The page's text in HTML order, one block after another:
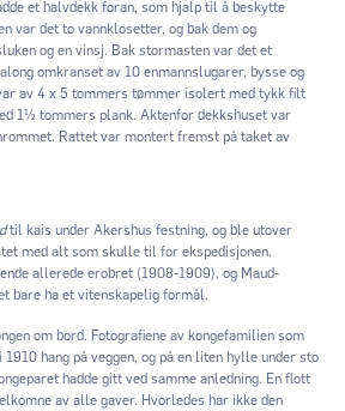
et halvdekk foran, som hjalp til å beskytte
var det to vannklosetter, og bak dem og
og en vinsj. Bak stormasten var det et
omkranset av 10 enmannslugarer, bysse og
av 4 x 5 tommers tømmer isolert med tykk filt
1½ tommers plank. Aktenfor dekkshuset var
Rattet var montert fremst på taket av
til kais under Akershus festning, og ble utover
med alt som skulle til for ekspedisjonen.
allerede erobret (1908-1909), og Maud-
bare ha et vitenskapelig formål.
om bord. Fotografiene av kongefamilien som
hang på veggen, og på en liten hylle under sto
hadde gitt ved samme anledning. En flott
av alle gaver. Hvorledes har ikke den